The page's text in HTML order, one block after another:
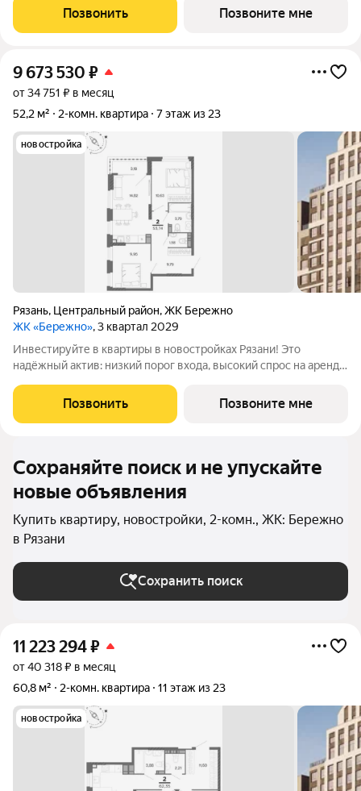
Жилой квартал «Бережно» это проект класса Бизнес,
созданный с уважением к городу и
Позвонить Позвоните мне
9 673 530 ₽
от 34 751 ₽ в месяц
52,2 м²
2-комн. квартира 7 этаж из 23
новостройка
Рязань, Центральный район,ЖК Бережно
ЖК «Бережно», 3 квартал 2029
Инвестируйте в квартиры в новостройках Рязани! Это
надёжный актив: низкий порог входа, высокий спрос на аренду
Жилой квартал «Бережно» это проект класса Бизнес,
созданный с уважением к городу и
Позвонить Позвоните мне
Сохраняйте поиск и не упускайте
новые объявления
Купить квартиру, новостройки, 2-комн., ЖК: Бережно
в Рязани
Сохранить поиск
11 223 294₽
от 40 318 ₽ в месяц
60,8 м²
2-комн. квартира 11 этаж из 23
новостройка